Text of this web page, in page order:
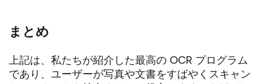
まとめ
上記は、私たちが紹介した最高の OCR プログラム
であり、ユーザーが写真や文書をすばやくスキャン